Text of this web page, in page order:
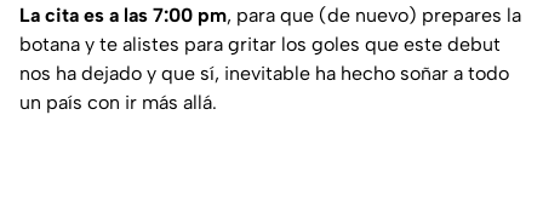
La cita es a las 7:00 pm, para que (de nuevo) prepares la
botana y te alistes para gritar los goles que este debut
nos ha dejado y que sí, inevitable ha hecho soñar a todo
un país con ir más allá.